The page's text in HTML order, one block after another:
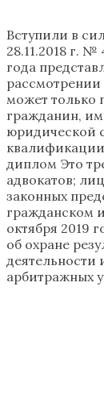
Вступили в
28.11.2018 г.
года
может только
гражданин,
юридической
квалификации
диплом Это
адвокатов;
законных
гражданском
октября 2019
об охране
деятельности
арбитражных